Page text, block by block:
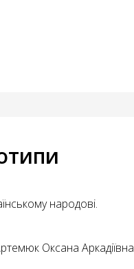
народові.
Оксана Аркадіївна